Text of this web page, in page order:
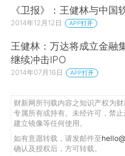
《卫报》：王健林与中国
2014年12月12日 APP打开
王健林：万达将成立金融
继续冲击IPO
2014年07月16日 APP打开
财新网所刊载内容之知识产权为
专属所有或持有。未经许可，禁
建立镜像等任何使用。
如有意愿转载，请发邮件至
确认及授权后，方可转载。